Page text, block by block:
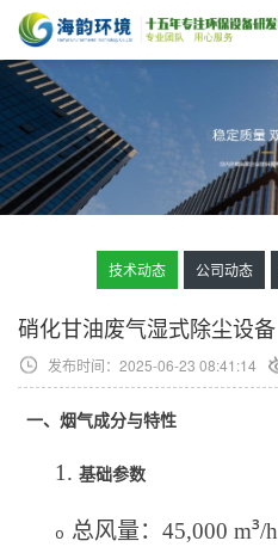
技术动态 公司动态
硝化甘油废气湿式除尘设备
发布时间：2025-06-23 08:41:14
一、烟气成分与特性
1. 基础参数
o 总风量：45,000 m³/h